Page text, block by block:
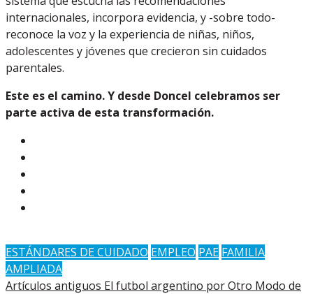
internacionales, incorpora evidencia, y -sobre todo-
reconoce la voz y la experiencia de niñas, niños,
adolescentes y jóvenes que crecieron sin cuidados
parentales.
Este es el camino. Y desde Doncel celebramos ser
parte activa de esta transformación.
ESTÁNDARES DE CUIDADO EMPLEO PAE FAMILIA
AMPLIADA
Artículos antiguos El futbol argentino por Otro Modo de